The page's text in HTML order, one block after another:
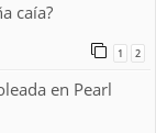
caía?
1 2
en Pearl